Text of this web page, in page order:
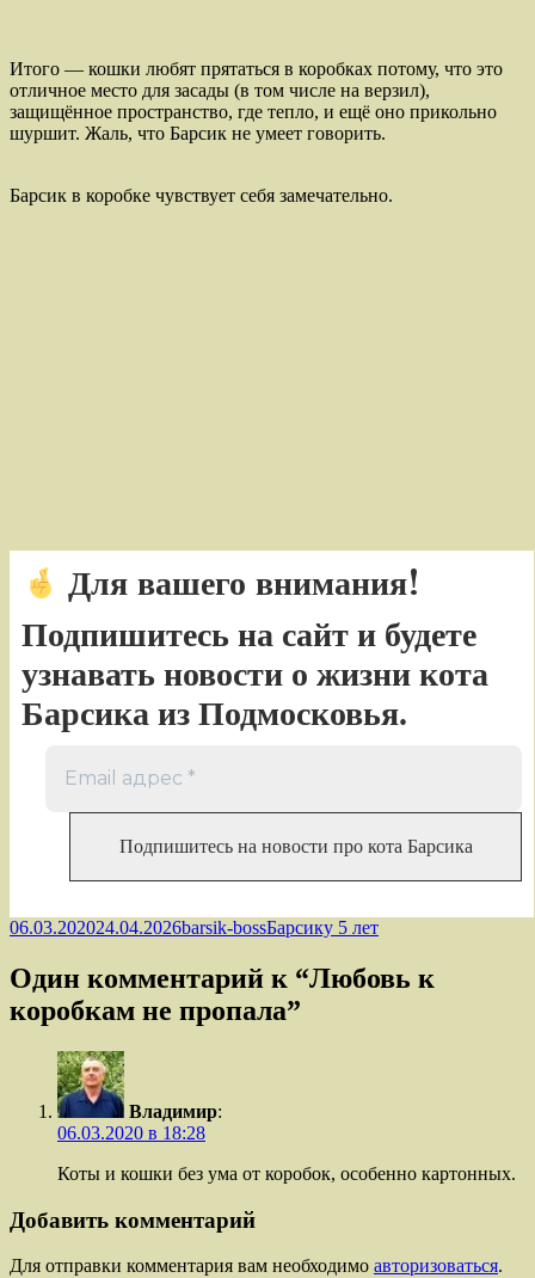
Итого — кошки любят прятаться в коробках потому, что это
отличное место для засады (в том числе на верзил),
защищённое пространство, где тепло, и ещё оно прикольно
шуршит. Жаль, что Барсик не умеет говорить.
Барсик в коробке чувствует себя замечательно.
Для вашего внимания!
Подпишитесь на сайт и будете
узнавать новости о жизни кота
Барсика из Подмосковья.
Опубликовано
06.03.202024.04.2026Автор
barsik-bossРубрики
Барсику 5 лет
Один комментарий к “Любовь к
коробкам не пропала”
Владимир:
06.03.2020 в 18:28
Коты и кошки без ума от коробок, особенно картонных.
Добавить комментарий
Для отправки комментария вам необходимо авторизоваться.